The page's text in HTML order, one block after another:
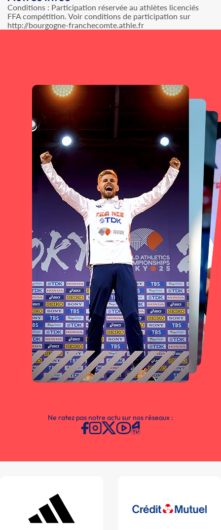
Conditions : Participation réservée au athlètes licenciés
FFA compétition. Voir conditions de participation sur
http://bourgogne-franchecomte.athle.fr
Ne ratez pas notre actu sur nos réseaux :